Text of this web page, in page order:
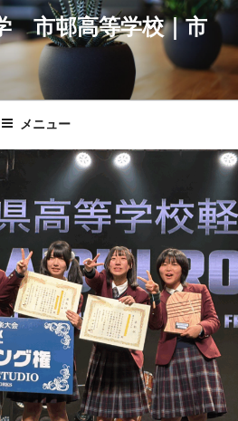
市邨高等学校｜市
メニュー